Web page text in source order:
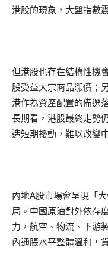
港股的現象，大盤指數
但港股也存在結構性機
股受益大宗商品漲價；
港作為資產配置的備選
長期看，港股最終走勢
造短期擾動，難以改變
內地A股市場會呈現「
局。中國原油對外依存
力，航空、物流、下游
內通脹水平整體溫和，